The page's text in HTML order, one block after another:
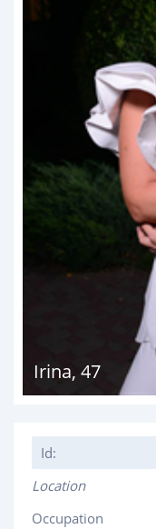
Irina, 47
Id:
Location
Occupation